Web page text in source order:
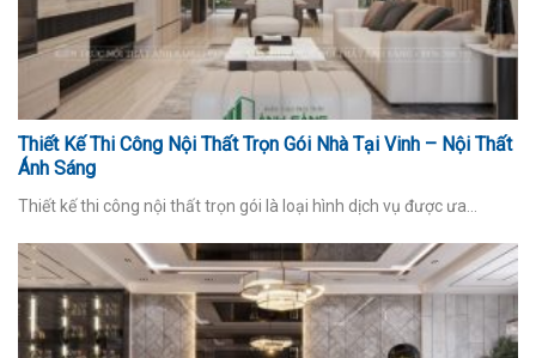
Thiết Kế Thi Công Nội Thất Trọn Gói Nhà Tại Vinh – Nội Thất
Ánh Sáng
Thiết kế thi công nội thất trọn gói là loại hình dịch vụ được ưa...